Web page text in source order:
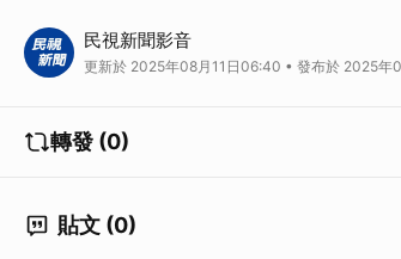
即時中心／温芸萱、陳治甬報導 昨（10）日晚間，花
經路口時，車輛疑似故障突然冒出白煙並起火，徐男
並以水線撲滅火勢，10分鐘內將火勢控制，詳細起火
覺車子一騎就冒煙，趕緊將車停靠路邊並立即撥打
詳細原因仍有待消防調查人員後續釐清。 電動車殘骸
接👈》
民視新聞影音
更新於 2025年08月11日06:40 • 發布於 2025年
轉發 (0)
貼文 (0)